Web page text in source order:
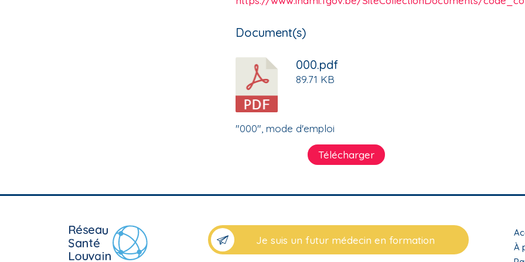
Document(s)
000.pdf
89.71 KB
"000", mode d'emploi
Télécharger
Je suis un futur médecin en formation
À